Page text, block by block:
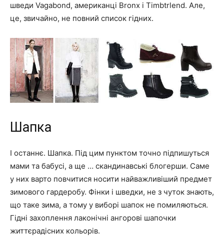
шведи Vagabond, американці Bronx і Timbtrlend. Але,
це, звичайно, не повний список гідних.
Шапка
І останнє. Шапка. Під цим пунктом точно підпишуться
мами та бабусі, а ще … скандинавські блогерши. Саме
у них варто повчитися носити найважливіший предмет
зимового гардеробу. Фінки і шведки, не з чуток знають,
що таке зима, а тому у виборі шапок не помиляються.
Гідні захоплення лаконічні ангорові шапочки
життєрадісних кольорів.